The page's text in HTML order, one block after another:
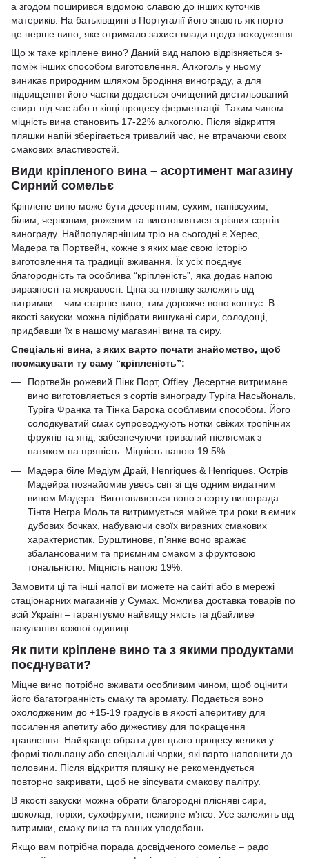
а згодом поширився відомою славою до інших куточків
материків. На батьківщині в Португалії його знають як порто –
це перше вино, яке отримало захист влади щодо походження.
Що ж таке кріплене вино? Даний вид напою відрізняється з-
поміж інших способом виготовлення. Алкоголь у ньому
виникає природним шляхом бродіння винограду, а для
підвищення його частки додається очищений дистильований
спирт під час або в кінці процесу ферментації. Таким чином
міцність вина становить 17-22% алкоголю. Після відкриття
пляшки напій зберігається тривалий час, не втрачаючи своїх
смакових властивостей.
Види кріпленого вина – асортимент магазину
Сирний сомельє
Кріплене вино може бути десертним, сухим, напівсухим,
білим, червоним, рожевим та виготовлятися з різних сортів
винограду. Найпопулярнішим тріо на сьогодні є Херес,
Мадера та Портвейн, кожне з яких має свою історію
виготовлення та традиції вживання. Їх усіх поєднує
благородність та особлива “кріпленість”, яка додає напою
виразності та яскравості. Ціна за пляшку залежить від
витримки – чим старше вино, тим дорожче воно коштує. В
якості закуски можна підібрати вишукані сири солодощі
придбавши їх в нашому магазині вина та сиру.
Спеціальні вина, з яких варто почати знайомство, щоб
посмакувати ту саму “кріпленість”:
Портвейн рожевий Пінк Порт, Offley. Десертне витримане
вино виготовляється з сортів винограду Туріга Насьйональ,
Туріга Франка та Тінка Барока особливим способом. Його
солодкуватий смак супроводжують нотки свіжих тропічних
фруктів та ягід, забезпечуючи тривалий післясмак з
натяком на пряність. Міцність напою 19.5%.
Мадера біле Медіум Драй, Henriques & Henriques. Острів
Мадейра познайомив увесь світ зі ще одним видатним
вином Мадера. Виготовляється воно з сорту винограда
Тінта Негра Моль та витримується майже три роки в ємних
дубових бочках, набуваючи своїх виразних смакових
характеристик. Бурштинове, п’янке воно вражає
збалансованим та приємним смаком з фруктовою
тональністю. Міцність напою 19%.
Замовити ці та інші напої ви можете на сайті або в мережі
стаціонарних магазинів у Сумах. Можлива доставка товарів по
всій Україні – гарантуємо найвищу якість та дбайливе
пакування кожної одиниці.
Як пити кріплене вино та з якими продуктами
поєднувати?
Міцне вино потрібно вживати особливим чином, щоб оцінити
його багатогранність смаку та аромату. Подається воно
охолодженим до +15-19 градусів в якості аперитиву для
посилення апетиту або дижестиву для покращення
травлення. Найкраще обрати для цього процесу келихи у
формі тюльпану або спеціальні чарки, які варто наповнити до
половини. Після відкриття пляшку не рекомендується
повторно закривати, щоб не зіпсувати смакову палітру.
В якості закуски можна обрати благородні плісняві сири
шоколад , горіхи, сухофрукти, нежирне м'ясо. Усе залежить від
витримки, смаку вина та ваших уподобань.
Якщо вам потрібна порада досвідченого сомельє – радо